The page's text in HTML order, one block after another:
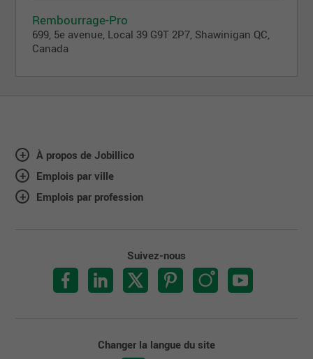
Rembourrage-Pro
699, 5e avenue, Local 39 G9T 2P7, Shawinigan QC,
Canada
À propos de Jobillico
Emplois par ville
Emplois par profession
Suivez-nous
Changer la langue du site